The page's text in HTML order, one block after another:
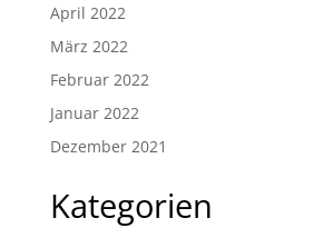
April 2022
März 2022
Februar 2022
Januar 2022
Dezember 2021
Kategorien